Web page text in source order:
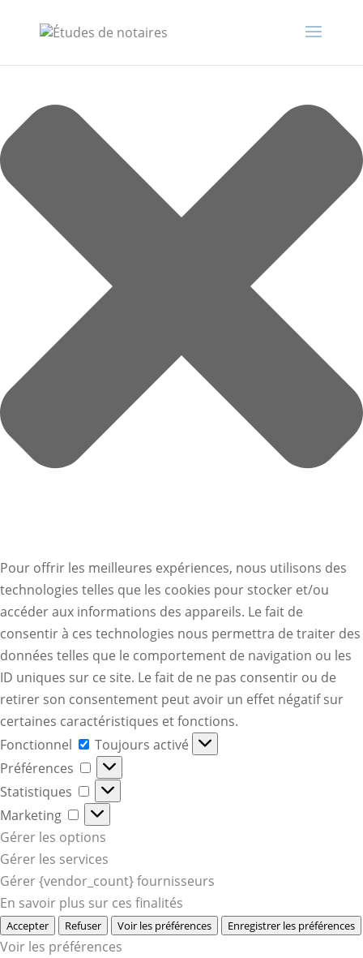
Pour offrir les meilleures expériences, nous utilisons des
technologies telles que les cookies pour stocker et/ou
accéder aux informations des appareils. Le fait de
consentir à ces technologies nous permettra de traiter des
données telles que le comportement de navigation ou les
ID uniques sur ce site. Le fait de ne pas consentir ou de
retirer son consentement peut avoir un effet négatif sur
certaines caractéristiques et fonctions.
Fonctionnel
Fonctionnel
Toujours activé
Préférences
Préférences
Statistiques
Statistiques
Marketing
Marketing
Gérer les options
Gérer les services
Gérer {vendor_count} fournisseurs
En savoir plus sur ces finalités
Accepter Refuser Voir les préférences Enregistrer les préférences
Voir les préférences